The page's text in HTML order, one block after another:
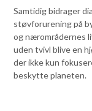
Samtidig bidrager
støvforurening på
og nærområdernes
uden tvivl blive en
der ikke kun
beskytte planeten.